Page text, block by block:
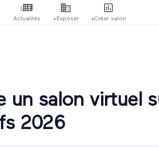
Actualités +Exposer +Créer salon
un salon virtuel
2026